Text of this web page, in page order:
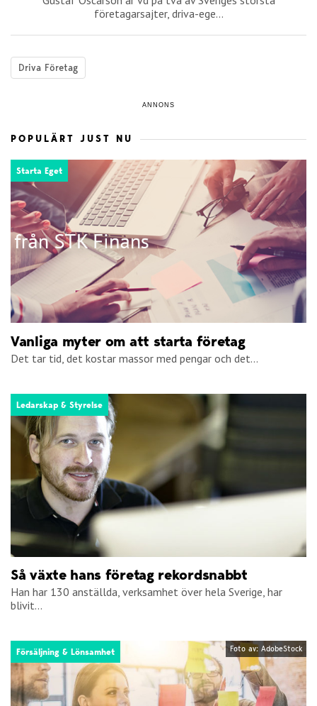
företagarsajter, driva-ege...
Driva Företag
ANNONS
POPULÄRT JUST NU
Starta Eget
Vanliga myter om att starta företag
Det tar tid, det kostar massor med pengar och det...
Ledarskap & Styrelse
Så växte hans företag rekordsnabbt
Han har 130 anställda, verksamhet över hela Sverige, har
blivit...
Försäljning & Lönsamhet Foto av: AdobeStock